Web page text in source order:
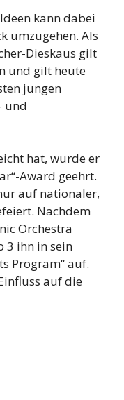
kann dabei
umzugehen. Als
Dieskaus gilt
und gilt heute
jungen
und
hat, wurde er
Award geehrt.
auf nationaler,
Nachdem
Orchestra
3 ihn in sein
Program“ auf.
auf die